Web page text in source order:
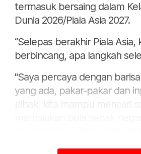
termasuk bersaing dalam
Dunia 2026/Piala Asia 2027.
“Selepas berakhir Piala Asia,
berbincang, apa langkah
"Saya percaya dengan
yang ada, pakar-pakar dan
pihak, kita mampu mencari